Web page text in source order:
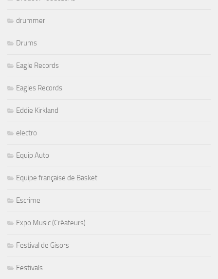
drummer
Drums
Eagle Records
Eagles Records
Eddie Kirkland
electro
Equip Auto
Equipe française de Basket
Escrime
Expo Music (Créateurs)
Festival de Gisors
Festivals